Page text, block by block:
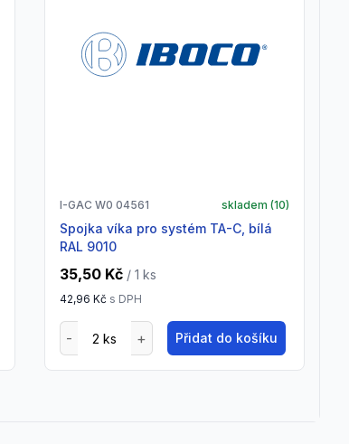
I-GAC W0 04561 skladem (10)
Spojka víka pro systém TA-C, bílá
RAL 9010
35,50 Kč / 1 ks
42,96 Kč s DPH
Přidat do košíku